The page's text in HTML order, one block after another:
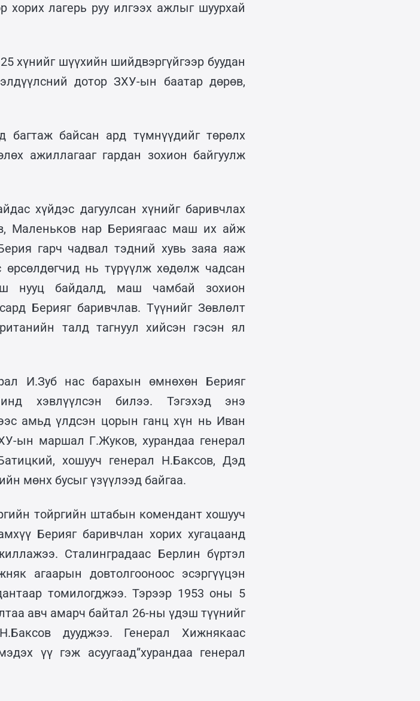
хорих лагерь руу илгээх ажлыг шуурхай
хүнийг шүүхийн шийдвэргүйгээр буудан
дотор ЗХУ-ын баатар дөрөв,
багтаж байсан ард түмнүүдийг төрөлх
ажиллагааг гардан зохион байгуулж
хүйдэс дагуулсан хүнийг баривчлах
Маленьков нар Бериягаас маш их айж
гарч чадвал тэдний хувь заяа яаж
нь түрүүлж хөдөлж чадсан
нууц байдалд, маш чамбай зохион
Берияг баривчлав. Түүнийг Зөвлөлт
талд тагнуул хийсэн гэсэн ял
И.Зуб нас барахын өмнөхөн Берияг
хэвлүүлсэн билээ. Тэгэхэд энэ
амьд үлдсэн цорын ганц хүн нь Иван
ын маршал Г.Жуков, хурандаа генерал
хошууч генерал Н.Баксов, Дэд
мөнх бусыг үзүүлээд байгаа.
тойргийн штабын комендант хошууч
Берияг баривчлан хорих хугацаанд
Сталинградаас Берлин бүртэл
агаарын довтолгооноос эсэргүүцэн
томилогджээ. Тэрээр 1953 оны 5
авч амарч байтал 26-ны үдэш түүнийг
дууджээ. Генерал Хижнякаас
үү гэж асуугаад”хурандаа генерал